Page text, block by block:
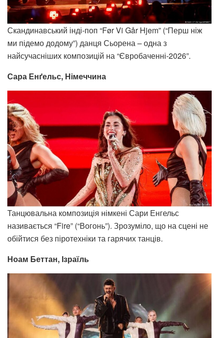
Скандинавський інді-поп “Før Vi Går Hjem” (“Перш ніж
ми підемо додому”) данця Сьорена – одна з
найсучасніших композицій на “Євробаченні-2026”.
Сара Енґельс, Німеччина
Танцювальна композиція німкені Сари Енгельс
називається “Fire” (“Вогонь”). Зрозуміло, що на сцені не
обійтися без піротехніки та гарячих танців.
Ноам Беттан, Ізраїль